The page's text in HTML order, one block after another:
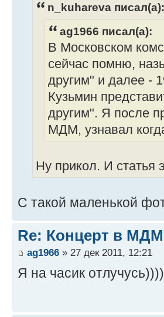
n_kuhareva писал(а):
ag1966 писал(а):
В Московском
сейчас помню,
другим" и далее -
Кузьмин
другим". Я после
МДМ, узнавал
Ну прикол. И
С такой маленькой
Re: Концерт в
ag1966 » 27 дек 2011, 12:21
Я на часик отлучусь))))